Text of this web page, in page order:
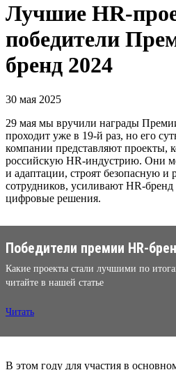
Лучшие HR-
победители
бренд 2024
30 мая 2025
29 мая мы вручили награды
проходит уже в 19-й раз, но его
компании представляют проекты,
российскую HR-индустрию. Они
и адаптации, строят безопасную
сотрудников, усиливают HR-
цифровые решения.
Победители премии HR-
Какие проекты стали лучшими по
читайте в нашей статье
Читать
В этом году для участия в